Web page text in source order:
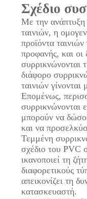
Σχέδιο
Με την ανάπτυξη
ταινιών, η
προϊόντα
προφανής, και οι
συρρικνώνονται
διάφορο
ταινιών γίνονται
Επομένως,
συρρικνώνονται
μπορούν να
και να
Τεμμένη
σχέδιο του PVC
ικανοποιεί τη
διαφορετικούς
απεικονίζει τη
κατασκευαστή.